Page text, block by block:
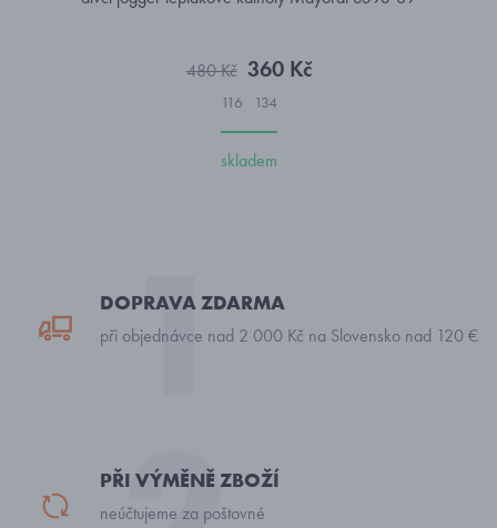
480 Kč 360 Kč
116 134
skladem
DOPRAVA ZDARMA
při objednávce nad 2 000 Kč na Slovensko nad 120 €
PŘI VÝMĚNĚ ZBOŽÍ
neúčtujeme za poštovné